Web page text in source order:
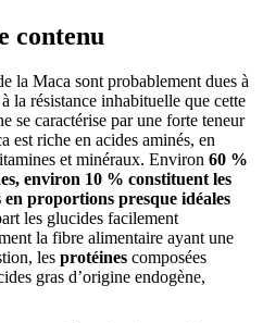
contenu
la Maca sont probablement dues à
la résistance inhabituelle que cette
se caractérise par une forte teneur
est riche en acides aminés, en
et minéraux. Environ 60 %
environ 10 % constituent les
en proportions presque idéales
les glucides facilement
la fibre alimentaire ayant une
les protéines composées
gras d’origine endogène,